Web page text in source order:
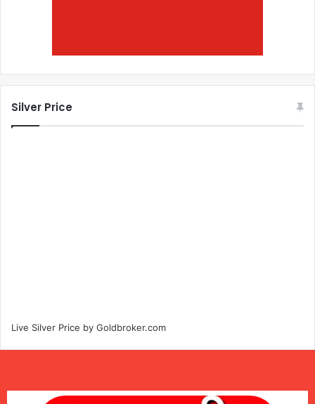
Silver Price
Live Silver Price by Goldbroker.com